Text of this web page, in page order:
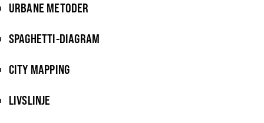
URBANE METODER
SPAGHETTI-DIAGRAM
CITY MAPPING
LIVSLINJE